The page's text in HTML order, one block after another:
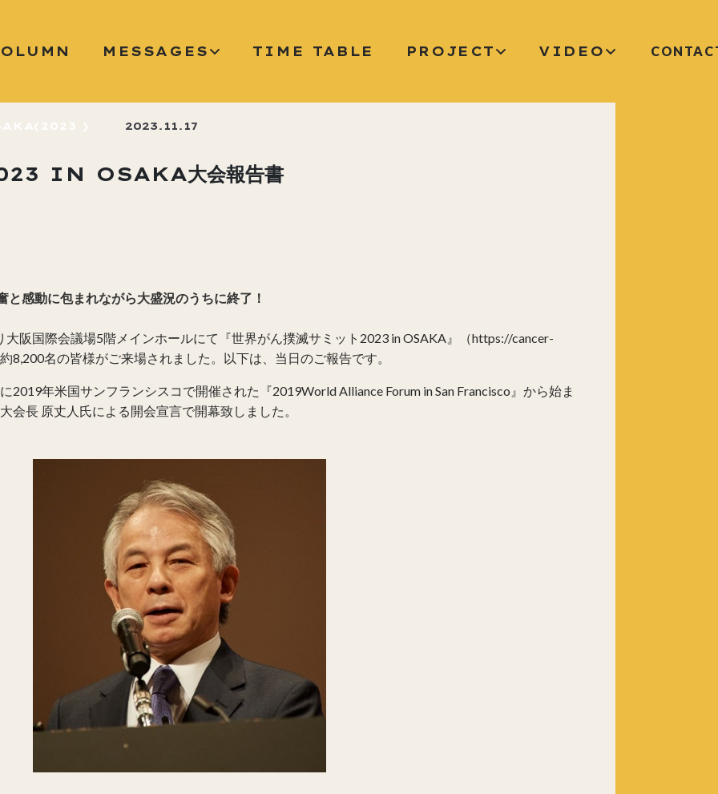
MESSAGES TIME TABLE PROJECT VIDEO
) 2023.11.17
IN OSAKA大会報告書
感動に包まれながら大盛況のうちに終了！
阪国際会議場5階メインホールにて『世界がん撲滅サミット2023 in OSAKA』（https://cancer-
8,200名の皆様がご来場されました。以下は、当日のご報告です。
2019年米国サンフランシスコで開催された『2019World Alliance Forum in San Francisco』から始ま
会長 原丈人氏による開会宣言で開幕致しました。